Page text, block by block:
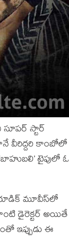
స్టార్
వీరిద్దరి కాంబోలో
టైపులో ఓ
మూవీస్‌లో
డైరెక్టర్ అయితే
ఇప్పుడు ఈ